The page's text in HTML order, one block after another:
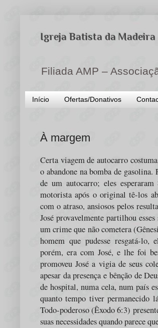
Igreja Batista da Madeira
Filiada AMP –
Início Ofertas/Donativos
À margem
Certa viagem de autocarro
o abandone na bomba de gasolina.
de um autocarro; eles
motorista após o original tê-los
com o atraso, ansiosos pelos
José provavelmente partilhou
um crime que não cometera
homem que pudesse resgatá-lo,
porém, era com José, e lhe foi
promoveu José a vigia de seus
apesar da presença e bênção de
de hospital, numa cela, num país
quanto tempo tiver permanecido
Todo-poderoso (Êxodo 6:3)
suas necessidades quando parece